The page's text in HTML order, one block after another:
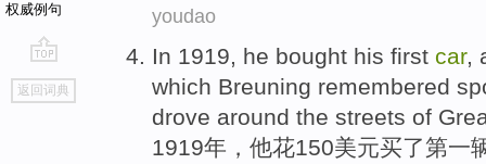
权威例句
go
top
返回词典
youdao
In 1919, he bought his first car,
which Breuning remembered
drove around the streets of
1919年， 他花150美元买了第一